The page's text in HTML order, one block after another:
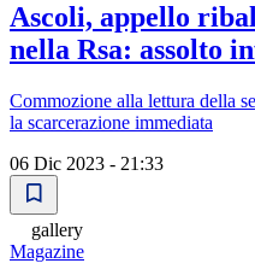
Ascoli, appello
nella Rsa: assolto
Commozione alla lettura della
la scarcerazione immediata
06 Dic 2023 - 21:33
gallery
Magazine